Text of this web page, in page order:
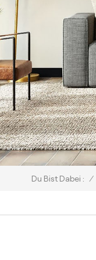
Du Bist Dabei : /